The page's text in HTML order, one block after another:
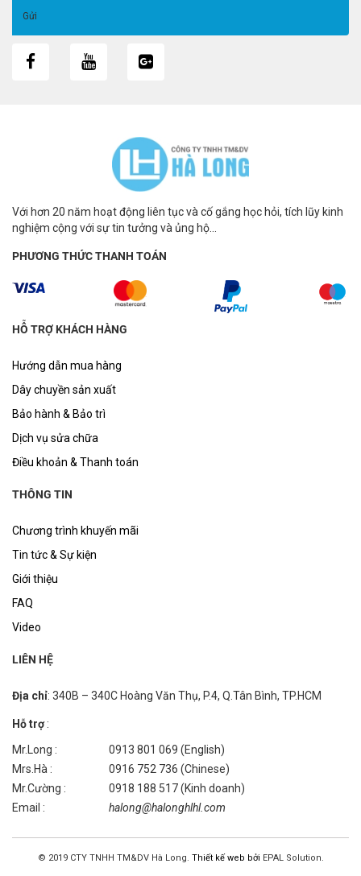
Với hơn 20 năm hoạt động liên tục và cố gắng học hỏi, tích lũy kinh
nghiệm cộng với sự tin tưởng và ủng hộ...
PHƯƠNG THỨC THANH TOÁN
HỖ TRỢ KHÁCH HÀNG
Hướng dẫn mua hàng
Dây chuyền sản xuất
Bảo hành & Bảo trì
Dịch vụ sửa chữa
Điều khoản & Thanh toán
THÔNG TIN
Chương trình khuyến mãi
Tin tức & Sự kiện
Giới thiệu
FAQ
Video
LIÊN HỆ
Địa chỉ: 340B – 340C Hoàng Văn Thụ, P.4, Q.Tân Bình, TP.HCM
Hỗ trợ:
Mr.Long :
0913 801 069 (English)
Mrs.Hà :
0916 752 736 (Chinese)
Mr.Cường :
0918 188 517 (Kinh doanh)
Email :
halong@halonghlhl.com
© 2019 CTY TNHH TM&DV Hà Long. Thiết kế web bởi EPAL Solution.